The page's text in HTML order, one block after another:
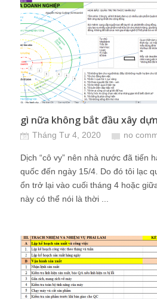
gì nữa không bắt đầu xây
Tháng Tư 4, 2020 no
Dịch “cô vy” nên nhà nước đã tiến
quốc đến ngày 15/4. Do đó tôi lạc
ổn trở lại vào cuối tháng 4 hoặc
này có thể nói là thời ...